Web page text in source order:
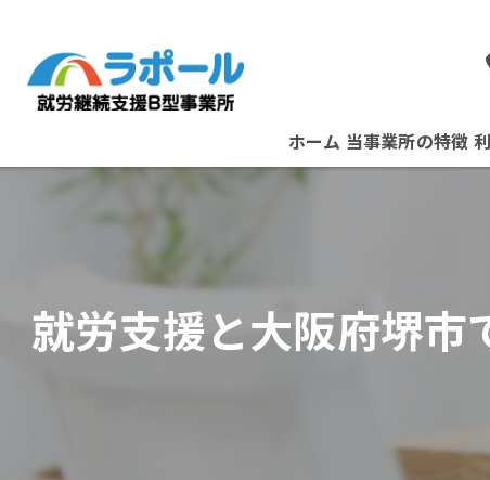
ホーム 当事業所の特徴
在宅ワーク
堺市の就労支援
就労支援と大阪府堺